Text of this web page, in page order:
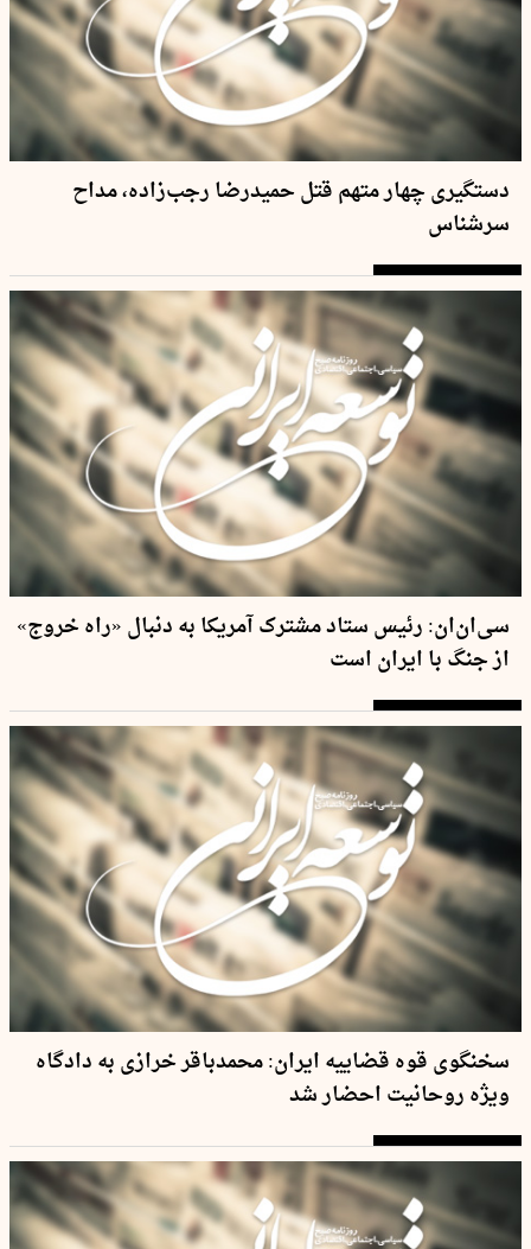
دستگیری چهار متهم قتل حمیدرضا رجب‌زاده، مداح
سرشناس
سی‌ان‌ان: رئیس ستاد مشترک آمریکا به دنبال «راه خروج»
از جنگ با ایران است
سخنگوی قوه قضاییه ایران: محمدباقر خرازی به دادگاه
ویژه روحانیت احضار شد